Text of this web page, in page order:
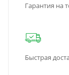
Гарантия на
Быстрая